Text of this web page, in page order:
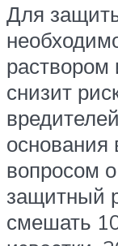
Для
раствором
снизит
основания
вопросом
защитный
смешать